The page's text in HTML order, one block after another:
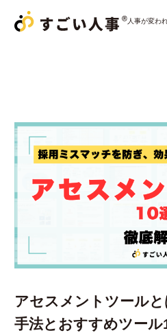
人事が変わ
すご
す
アセスメントツール
手法とおすすめツール